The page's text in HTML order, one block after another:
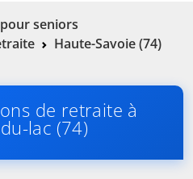
seniors
Haute-Savoie (74)
de retraite à
lac (74)